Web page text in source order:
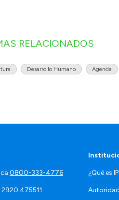
RELACIONADOS
Desarrollo Humano Agenda
0800-333-4776
475511
¿Qué es